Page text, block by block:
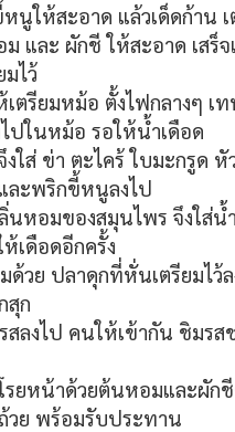
นูให้สะอาด แล้วเด็ดก้าน เ
และ ผักชี ให้สะอาด เสร็
มไว้
ตรียมหม้อ ตั้งไฟกลางๆ เท
ปในหม้อ รอให้น้ำเดือด
งใส่ ข่า ตะไคร้ ใบมะกรูด หั
ละพริกขี้หนูลงไป
นหอมของสมุนไพร จึงใส่น้
ห้เดือดอีกครั้ง
ด้วย ปลาดุกที่หั่นเตรียมไว้
สุก
สลงไป คนให้เข้ากัน ชิมร
โรยหน้าด้วยต้นหอมและผัก
วย พร้อมรับประทาน